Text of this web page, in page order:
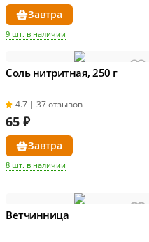
Завтра
9 шт. в наличии
Соль нитритная, 250 г
4.7 | 37 отзывов
65 ₽
Завтра
8 шт. в наличии
Ветчинница